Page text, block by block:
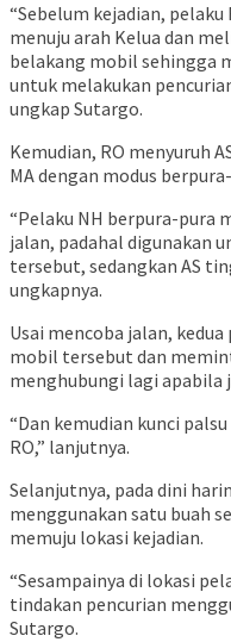
“Sebelum kejadian,
menuju arah Kelua dan
belakang mobil sehingga
untuk melakukan
ungkap Sutargo.
Kemudian, RO menyuruh
MA dengan modus
“Pelaku NH berpura-pura
jalan, padahal digunakan
tersebut, sedangkan AS
ungkapnya.
Usai mencoba jalan,
mobil tersebut dan
menghubungi lagi
“Dan kemudian kunci
RO,” lanjutnya.
Selanjutnya, pada dini
menggunakan satu buah
memuju lokasi kejadian.
“Sesampainya di lokasi
tindakan pencurian
Sutargo.